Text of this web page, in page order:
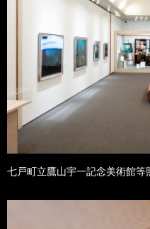
七戸町立鷹山宇一記念美術館等